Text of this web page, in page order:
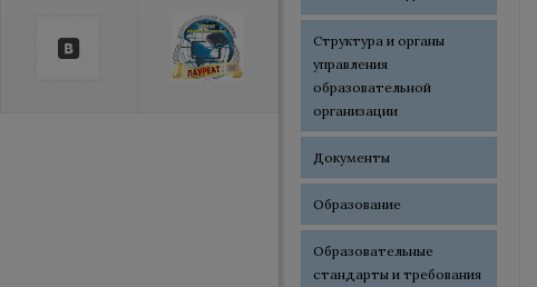
Структура и органы
управления
образовательной
организации
Документы
Образование
Образовательные
стандарты и требования